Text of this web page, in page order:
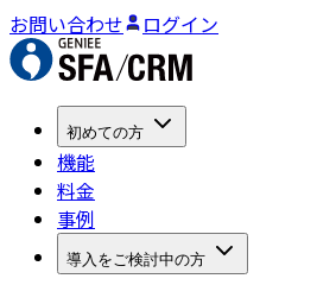
お問い合わせ ログイン
初めての方
機能
料金
事例
導入をご検討中の方